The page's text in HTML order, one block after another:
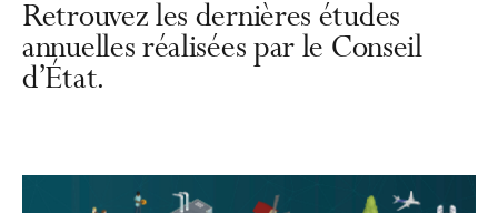
Retrouvez les dernières études
annuelles réalisées par le Conseil
d’État.